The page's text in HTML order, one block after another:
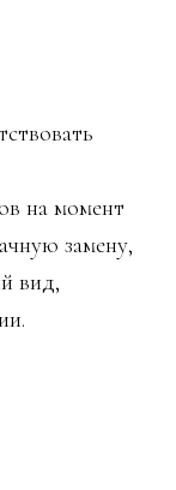
на момент
замену,
вид,